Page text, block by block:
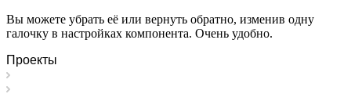
Вы можете убрать её или вернуть обратно, изменив одну
галочку в настройках компонента. Очень удобно.
Проекты